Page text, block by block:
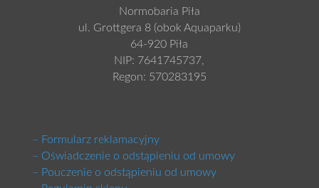
Normobaria Piła
ul. Grottgera 8 (obok Aquaparku)
64-920 Piła
NIP: 7641745737,
Regon: 570283195
– Formularz reklamacyjny
– Oświadczenie o odstąpieniu od umowy
– Pouczenie o odstąpieniu od umowy